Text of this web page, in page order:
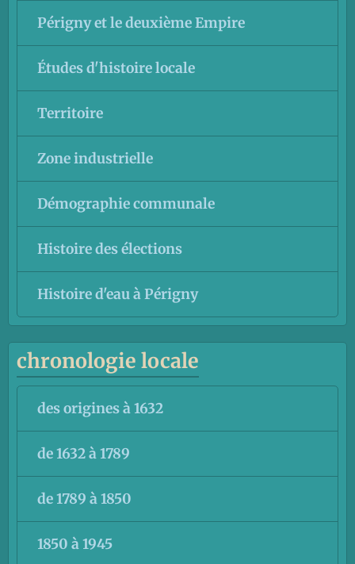
Périgny et le deuxième Empire
Études d'histoire locale
Territoire
Zone industrielle
Démographie communale
Histoire des élections
Histoire d'eau à Périgny
chronologie locale
des origines à 1632
de 1632 à 1789
de 1789 à 1850
1850 à 1945